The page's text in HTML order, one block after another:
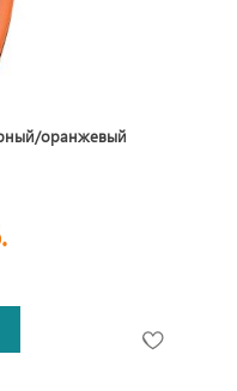
оранжевый